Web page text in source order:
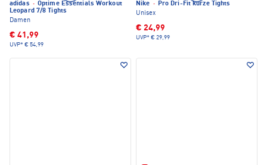
adidas · Optime Essentials Workout
Leopard 7/8 Tights
Damen
€ 41,99
UVP* € 54,99
Nike · Pro Dri-Fit kurze Tights
Unisex
€ 24,99
UVP* € 29,99